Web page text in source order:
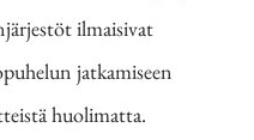
ilmaisivat
jatkamiseen
huolimatta.